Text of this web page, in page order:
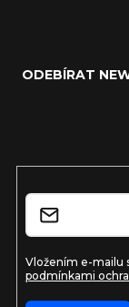
ODEBÍRAT
Vložením e-mailu
podmínkami